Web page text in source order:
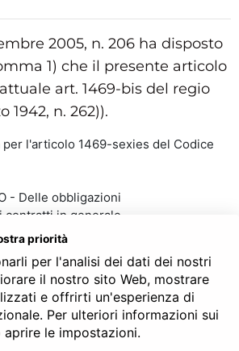
2005, n. 206 ha disposto
1) che il presente articolo
art. 1469-bis del regio
1942, n. 262)).
l'articolo 1469-sexies del Codice
- Delle obbligazioni
contratti in generale
contratti del consumatore
DEL NOTAIO?
priorità
per l'analisi dei dati dei nostri
il nostro sito Web, mostrare
e offrirti un'esperienza di
Per ulteriori informazioni sui
le impostazioni.